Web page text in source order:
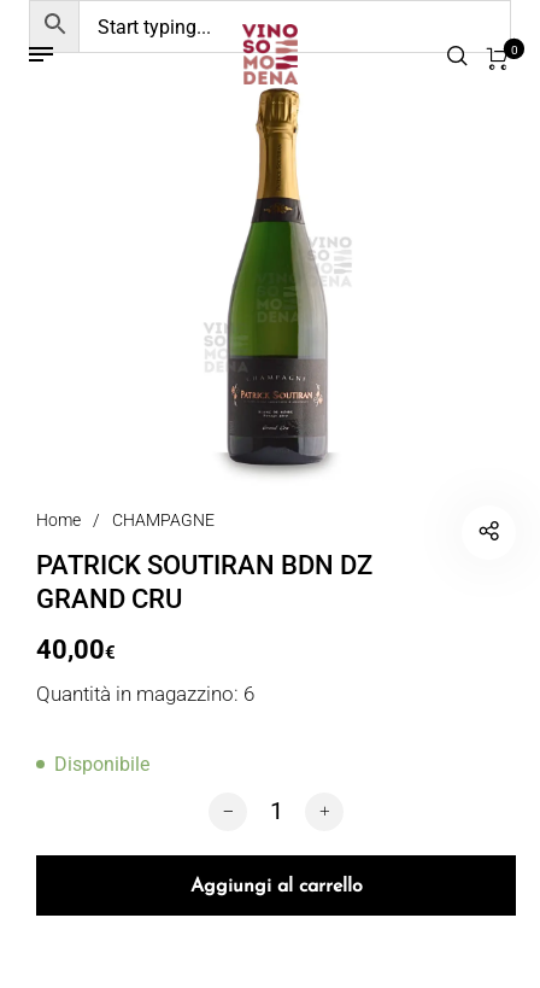
0
Home / CHAMPAGNE
PATRICK SOUTIRAN BDN DZ
GRAND CRU
40,00€
Quantità in magazzino: 6
Disponibile
PATRICK SOUTIRAN BDN DZ GRAND
Aggiungi al carrello